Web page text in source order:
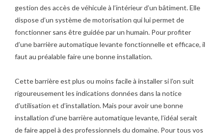
gestion des accès de véhicule à l’intérieur d’un bâtiment. Elle
dispose d’un système de motorisation qui lui permet de
fonctionner sans être guidée par un humain. Pour profiter
d’une barrière automatique levante fonctionnelle et efficace, il
faut au préalable faire une bonne installation.
Cette barrière est plus ou moins facile à installer si l’on suit
rigoureusement les indications données dans la notice
d’utilisation et d’installation. Mais pour avoir une bonne
installation d’une barrière automatique levante, l’idéal serait
de faire appel à des professionnels du domaine. Pour tous vos